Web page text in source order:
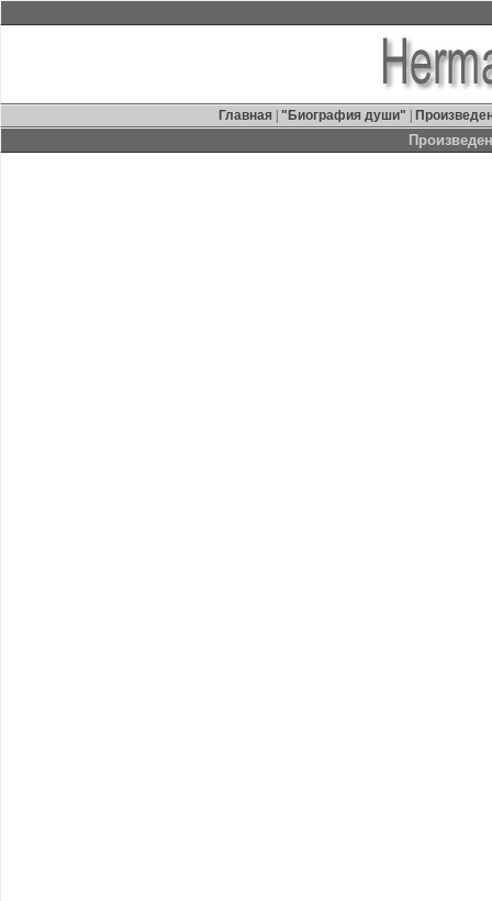
Главная "Биография души"